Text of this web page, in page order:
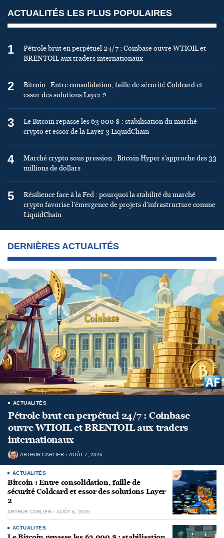
ACTUALITÉS LES PLUS POPULAIRES
1
Pétrole brut en perpétuel 24/7 : Coinbase ouvre WTIOIL et
BRENTOIL aux traders internationaux
2
Bitcoin : Entre consolidation, faille de sécurité Coldcard et
essor des solutions Layer 2
3
Le Bitcoin repasse les 63 000 $ : stabilisation du marché
crypto et essor de la Layer 3 LiquidChain
4
Marché crypto sous pression : Bitcoin Hyper s’approche des 33
millions de dollars
5
Résilience face à la Fed : pourquoi la stabilité du marché
crypto favorise l’émergence de projets d’infrastructure comme
LiquidChain
DERNIÈRES ACTUALITÉS
ACTUALITÉS
Pétrole brut en perpétuel 24/7 : Coinbase
ouvre WTIOIL et BRENTOIL aux traders
internationaux
ARTHUR CARLIER AOÛT 7, 2026
ACTUALITÉS
Bitcoin : Entre consolidation, faille de
sécurité Coldcard et essor des solutions Layer
2
ARTHUR CARLIER AOÛT 6, 2026
ACTUALITÉS